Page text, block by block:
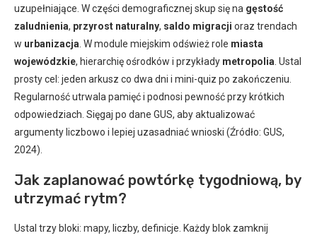
uzupełniające. W części demograficznej skup się na gęstość
zaludnienia, przyrost naturalny, saldo migracji oraz trendach
w urbanizacja . W module miejskim odśwież role miasta
wojewódzkie, hierarchię ośrodków i przykłady metropolia . Ustal
prosty cel: jeden arkusz co dwa dni i mini-quiz po zakończeniu.
Regularność utrwala pamięć i podnosi pewność przy krótkich
odpowiedziach. Sięgaj po dane GUS, aby aktualizować
argumenty liczbowo i lepiej uzasadniać wnioski (Źródło: GUS,
2024).
Jak zaplanować powtórkę tygodniową, by
utrzymać rytm?
Ustal trzy bloki: mapy, liczby, definicje. Każdy blok zamknij